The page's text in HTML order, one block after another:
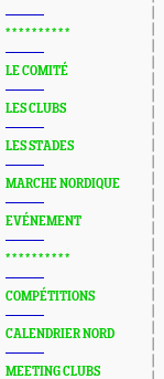
* * * * * * * * * *
LE COMITÉ
LES CLUBS
LES STADES
MARCHE NORDIQUE
EVÉNEMENT
* * * * * * * * * *
COMPÉTITIONS
CALENDRIER NORD
MEETING CLUBS